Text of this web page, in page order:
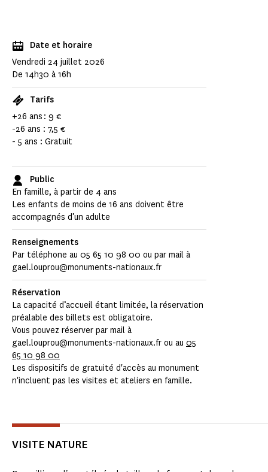
Date et horaire
Vendredi 24 juillet 2026
De 14h30 à 16h
Tarifs
+26 ans : 9 €
-26 ans : 7,5 €
- 5 ans : Gratuit
Public
En famille, à partir de 4 ans
Les enfants de moins de 16 ans doivent être
accompagnés d’un adulte
Renseignements
Par téléphone au 05 65 10 98 00 ou par mail à
gael.louprou@monuments-nationaux.fr
Réservation
La capacité d’accueil étant limitée, la réservation
préalable des billets est obligatoire.
Vous pouvez réserver par mail à
gael.louprou@monuments-nationaux.fr ou au 05
65 10 98 00
Les dispositifs de gratuité d'accès au monument
n'incluent pas les visites et ateliers en famille.
VISITE NATURE